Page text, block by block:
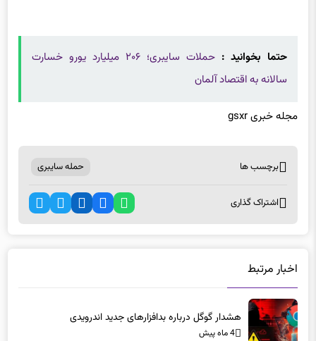
حتما بخوانید :
حملات سایبری؛ ۲۰۶ میلیارد یورو خسارت
سالانه به اقتصاد آلمان
مجله خبری gsxr
برچسب ها حمله سایبری
اشتراک گذاری
اخبار مرتبط
هشدار گوگل درباره بدافزارهای جدید اندرویدی
4 ماه پیش